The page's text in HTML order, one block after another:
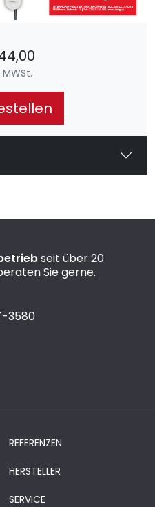
MWSt.
seit über 20
Sie gerne.
3580
REFERENZEN
HERSTELLER
SERVICE